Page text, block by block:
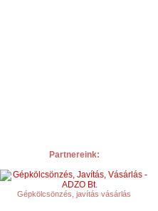
Partnereink:
Gépkölcsönzés, javítás vásárlás